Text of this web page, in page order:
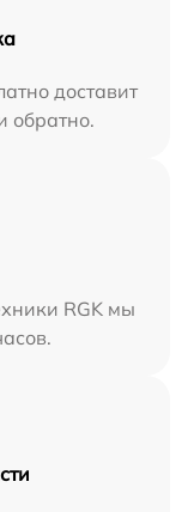
доставит
обратно.
RGK мы